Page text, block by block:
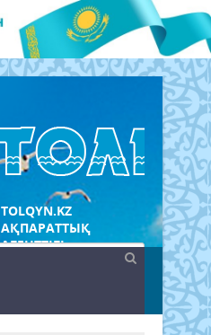
TOLQYN.KZ
АҚПАРАТТЫҚ
АГЕНТТІГІ